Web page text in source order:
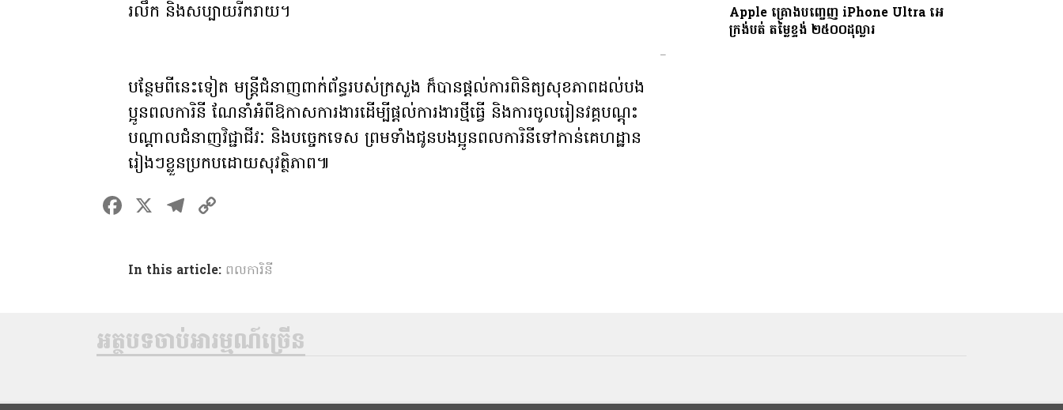
រលឹក និង​សប្បាយរីករាយ។
–
បន្ថែមពីនេះទៀត មន្រ្តីជំនាញពាក់ព័ន្ធរបស់ក្រសួង ក៏​បានផ្តល់​ការពិនិត្យសុខភាពដល់បង
ប្អូនពលការិនី ណែនាំ​អំពី​ឱកាស​ការងារ​ដើម្បីផ្តល់​ការងារថ្មីធ្វើ និង​ការ​ចូល​រៀនវគ្គបណ្តុះ
បណ្តាលជំនាញវិជ្ជាជីវៈ និង​បច្ចេកទេស​ ព្រមទាំង​ជូនបងប្អូន​ពលការិនី​ទៅកាន់គេហដ្ឋាន
រៀងៗខ្លួន​ប្រកបដោយសុវត្ថិភាព៕
F
ce
b
o
k
X T
e
gr
m
y
n
k
In this article: ពលការិនី
Apple គ្រោងបញ្ចេញ iPhone Ultra អេ
ក្រង់បត់ តម្លៃខ្ទង់ ២៥០០ដុល្លារ
អត្ថបទចាប់អារម្មណ៍ច្រើន